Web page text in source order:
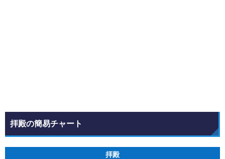
拝殿の簡易チャート
拝殿